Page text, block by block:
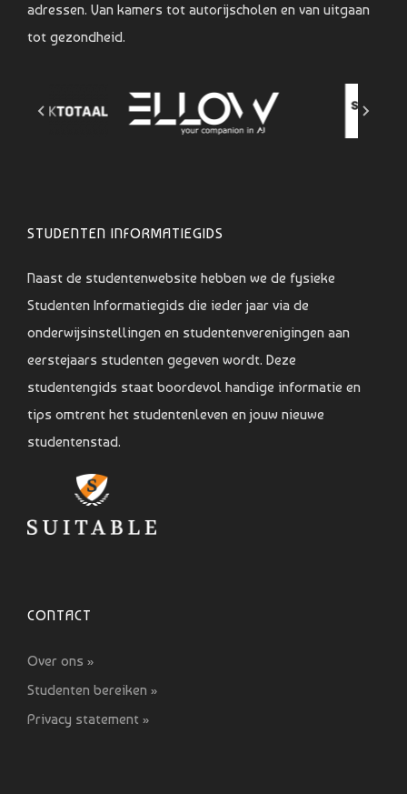
adressen. Van kamers tot autorijscholen en van uitgaan
tot gezondheid.
STUDENTEN INFORMATIEGIDS
Naast de studentenwebsite hebben we de fysieke
Studenten Informatiegids die ieder jaar via de
onderwijsinstellingen en studentenverenigingen aan
eerstejaars studenten gegeven wordt. Deze
studentengids staat boordevol handige informatie en
tips omtrent het studentenleven en jouw nieuwe
studentenstad.
CONTACT
Over ons »
Studenten bereiken »
Privacy statement »